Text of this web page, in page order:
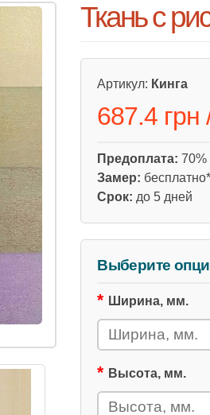
Ткань с
Артикул: Кинга
687.4 грн
Предоплата: 70%
Замер:
Срок: до 5 дней
Выберите
Ширина, мм.
Высота, мм.